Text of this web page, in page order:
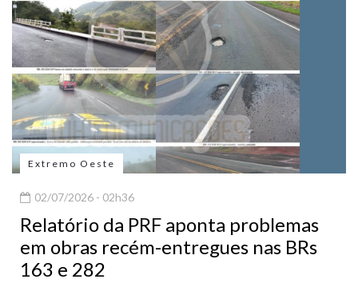
Extremo Oeste
02/07/2026 - 02h36
Relatório da PRF aponta problemas
em obras recém-entregues nas BRs
163 e 282